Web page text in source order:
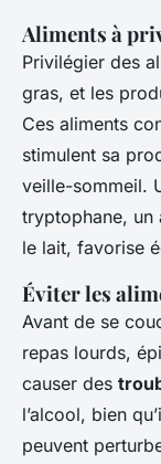
Aliments à
Privilégier des
gras, et les
Ces aliments
stimulent sa
veille-sommeil.
tryptophane, un
le lait, favorise
Éviter les
Avant de se
repas lourds,
causer des
l’alcool, bien
peuvent